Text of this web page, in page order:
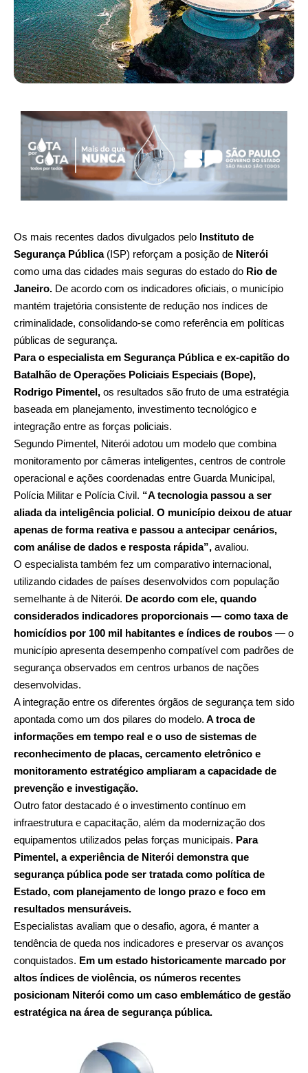
Os mais recentes dados divulgados pelo Instituto de
Segurança Pública(ISP) reforçam a posição de Niterói
como uma das cidades mais seguras do estado do Rio de
Janeiro. De acordo com os indicadores oficiais, o município
mantém trajetória consistente de redução nos índices de
criminalidade, consolidando-se como referência em políticas
públicas de segurança.
Para o especialista em Segurança Pública e ex-capitão do
Batalhão de Operações Policiais Especiais (Bope),
Rodrigo Pimentel, os resultados são fruto de uma estratégia
baseada em planejamento, investimento tecnológico e
integração entre as forças policiais.
Segundo Pimentel, Niterói adotou um modelo que combina
monitoramento por câmeras inteligentes, centros de controle
operacional e ações coordenadas entre Guarda Municipal,
Polícia Militar e Polícia Civil. “A tecnologia passou a ser
aliada da inteligência policial. O município deixou de atuar
apenas de forma reativa e passou a antecipar cenários,
com análise de dados e resposta rápida”, avaliou.
O especialista também fez um comparativo internacional,
utilizando cidades de países desenvolvidos com população
semelhante à de Niterói. De acordo com ele, quando
considerados indicadores proporcionais — como taxa de
homicídios por 100 mil habitantes e índices de roubos — o
município apresenta desempenho compatível com padrões de
segurança observados em centros urbanos de nações
desenvolvidas.
A integração entre os diferentes órgãos de segurança tem sido
apontada como um dos pilares do modelo. A troca de
informações em tempo real e o uso de sistemas de
reconhecimento de placas, cercamento eletrônico e
monitoramento estratégico ampliaram a capacidade de
prevenção e investigação.
Outro fator destacado é o investimento contínuo em
infraestrutura e capacitação, além da modernização dos
equipamentos utilizados pelas forças municipais. Para
Pimentel, a experiência de Niterói demonstra que
segurança pública pode ser tratada como política de
Estado, com planejamento de longo prazo e foco em
resultados mensuráveis.
Especialistas avaliam que o desafio, agora, é manter a
tendência de queda nos indicadores e preservar os avanços
conquistados. Em um estado historicamente marcado por
altos índices de violência, os números recentes
posicionam Niterói como um caso emblemático de gestão
estratégica na área de segurança pública.